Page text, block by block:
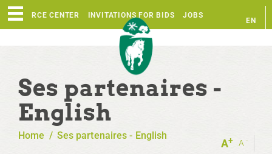
RESOURCE CENTER INVITATIONS FOR BIDS JOBS
EN
Ses partenaires -
English
-
A
+
A
Home / Ses partenaires - English